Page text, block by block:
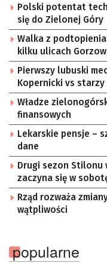
Polski potentat
się do Zielonej Góry
Walka z
kilku ulicach
Pierwszy lubuski
Kopernicki vs starzy
Władze
finansowych
Lekarskie pensje –
dane
Drugi sezon Stilonu
zaczyna się w
Rząd rozważa
wątpliwości
popularne